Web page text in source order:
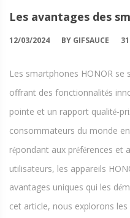
Les avantages des
12/03/2024 BY GIFSAUCE
Les smartphones HONOR se
offrant des fonctionnalités
pointe et un rapport qualité-
consommateurs du monde
répondant aux préférences et
utilisateurs, les appareils
avantages uniques qui les dé
cet article, nous explorons